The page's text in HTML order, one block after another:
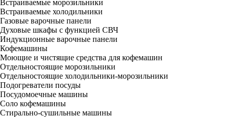
Встраиваемые морозильники
Встраиваемые холодильники
Газовые варочные панели
Духовые шкафы с функцией СВЧ
Индукционные варочные панели
Кофемашины
Моющие и чистящие средства для кофемашин
Отдельностоящие морозильники
Отдельностоящие холодильники-морозильники
Подогреватели посуды
Посудомоечные машины
Соло кофемашины
Стирально-сушильные машины